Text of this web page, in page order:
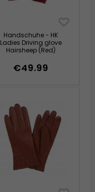
Handschuhe - HK
Ladies Driving glove
Hairsheep (Red)
€49.99